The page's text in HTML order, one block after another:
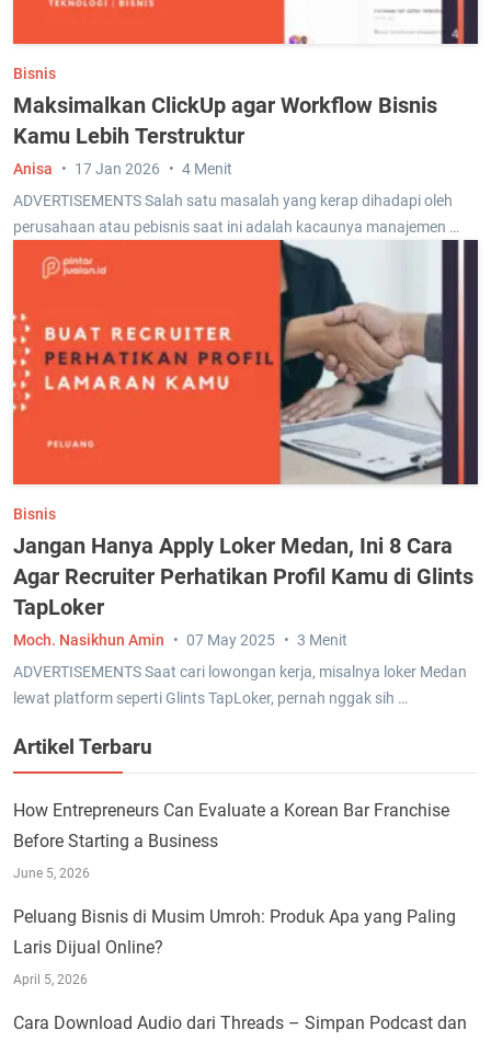
Bisnis
Maksimalkan ClickUp agar Workflow Bisnis
Kamu Lebih Terstruktur
ADVERTISEMENTS Salah satu masalah yang kerap dihadapi oleh
perusahaan atau pebisnis saat ini adalah kacaunya manajemen …
Anisa 17 Jan 2026 4 Menit
Bisnis
Jangan Hanya Apply Loker Medan, Ini 8 Cara
Agar Recruiter Perhatikan Profil Kamu di Glints
TapLoker
ADVERTISEMENTS Saat cari lowongan kerja, misalnya loker Medan
lewat platform seperti Glints TapLoker, pernah nggak sih …
Moch. Nasikhun Amin 07 May 2025 3 Menit
Artikel Terbaru
How Entrepreneurs Can Evaluate a Korean Bar Franchise
Before Starting a Business
June 5, 2026
Peluang Bisnis di Musim Umroh: Produk Apa yang Paling
Laris Dijual Online?
April 5, 2026
Cara Download Audio dari Threads – Simpan Podcast dan